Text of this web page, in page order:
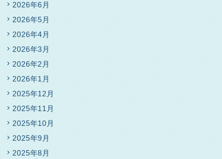
2026年6月
2026年5月
2026年4月
2026年3月
2026年2月
2026年1月
2025年12月
2025年11月
2025年10月
2025年9月
2025年8月